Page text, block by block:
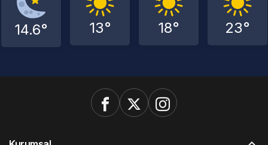
14.6° 13° 18° 23°